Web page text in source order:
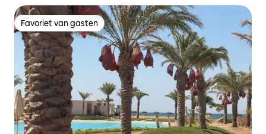
Favoriet van gasten
Favoriet van gasten